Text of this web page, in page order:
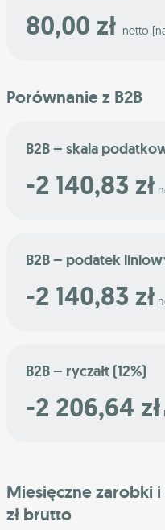
80,00 zł netto
Porównanie z B2B
B2B – skala
-2 140,83 zł
B2B – podatek
-2 140,83 zł
B2B – ryczałt (12%)
-2 206,64 zł
Miesięczne zarobki
zł brutto